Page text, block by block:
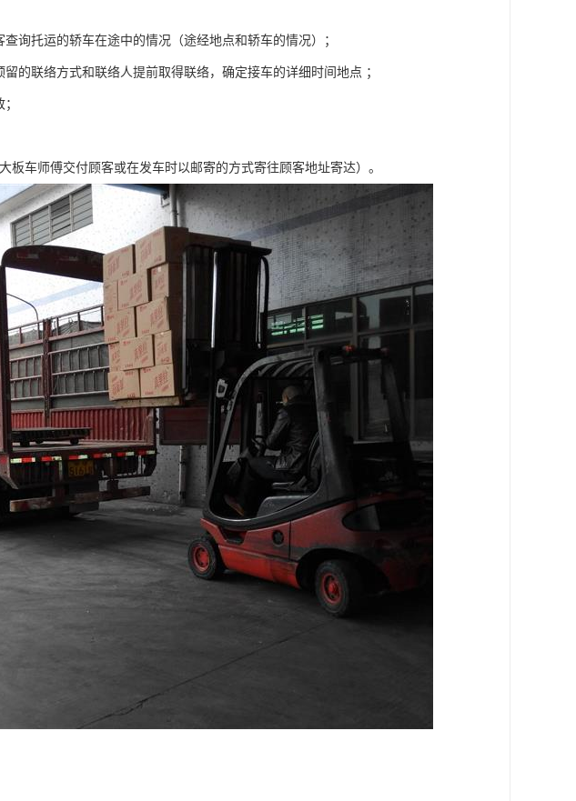
询托运的轿车在途中的情况（途经地点和轿车的情况）；
的联络方式和联络人提前取得联络，确定接车的详细时间地点 ；
车师傅交付顾客或在发车时以邮寄的方式寄往顾客地址寄达）。